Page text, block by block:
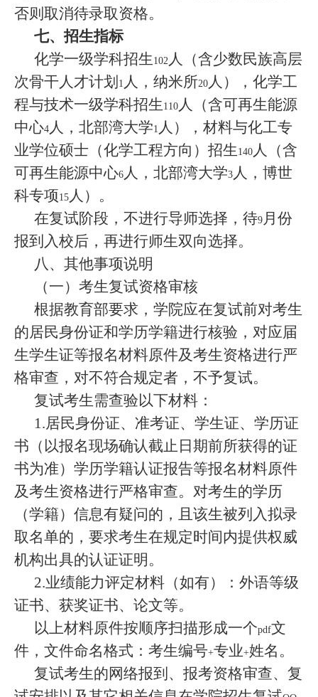
否则取消待录取资格。
七、招生指标
化学一级学科招生 102 人（含少数民族高层
次骨干人才计划 1 人，纳米所20 人），化学工
程与技术一级学科招生 110 人（含可再生能源
中心4 人，北部湾大学1 人），材料与化工专
业学位硕士（化学工程方向）招生 140 人（含
可再生能源中心6 人，北部湾大学3 人，博世
科专项15 人）。
在复试阶段，不进行导师选择，待9 月份
报到入校后，再进行师生双向选择。
八、其他事项说明
（一）考生复试资格审核
根据教育部要求，学院应在复试前对考生
的居民身份证和学历学籍进行核验，对应届
生学生证等报名材料原件及考生资格进行严
格审查，对不符合规定者，不予复试。
复试考生需查验以下材料：
1.居民身份证、准考证、学生证、学历证
书（以报名现场确认截止日期前所获得的证
书为准）学历学籍认证报告等报名材料原件
及考生资格进行严格审查。对考生的学历
（学籍）信息有疑问的，且该生被列入拟录
取名单的，要求考生在规定时间内提供权威
机构出具的认证证明。
2.业绩能力评定材料（如有）：外语等级
证书、获奖证书、论文等。
以上材料原件按顺序扫描形成一个pdf文
件，文件命名格式：考生编号+专业+姓名。
复试考生的网络报到、报考资格审查、复